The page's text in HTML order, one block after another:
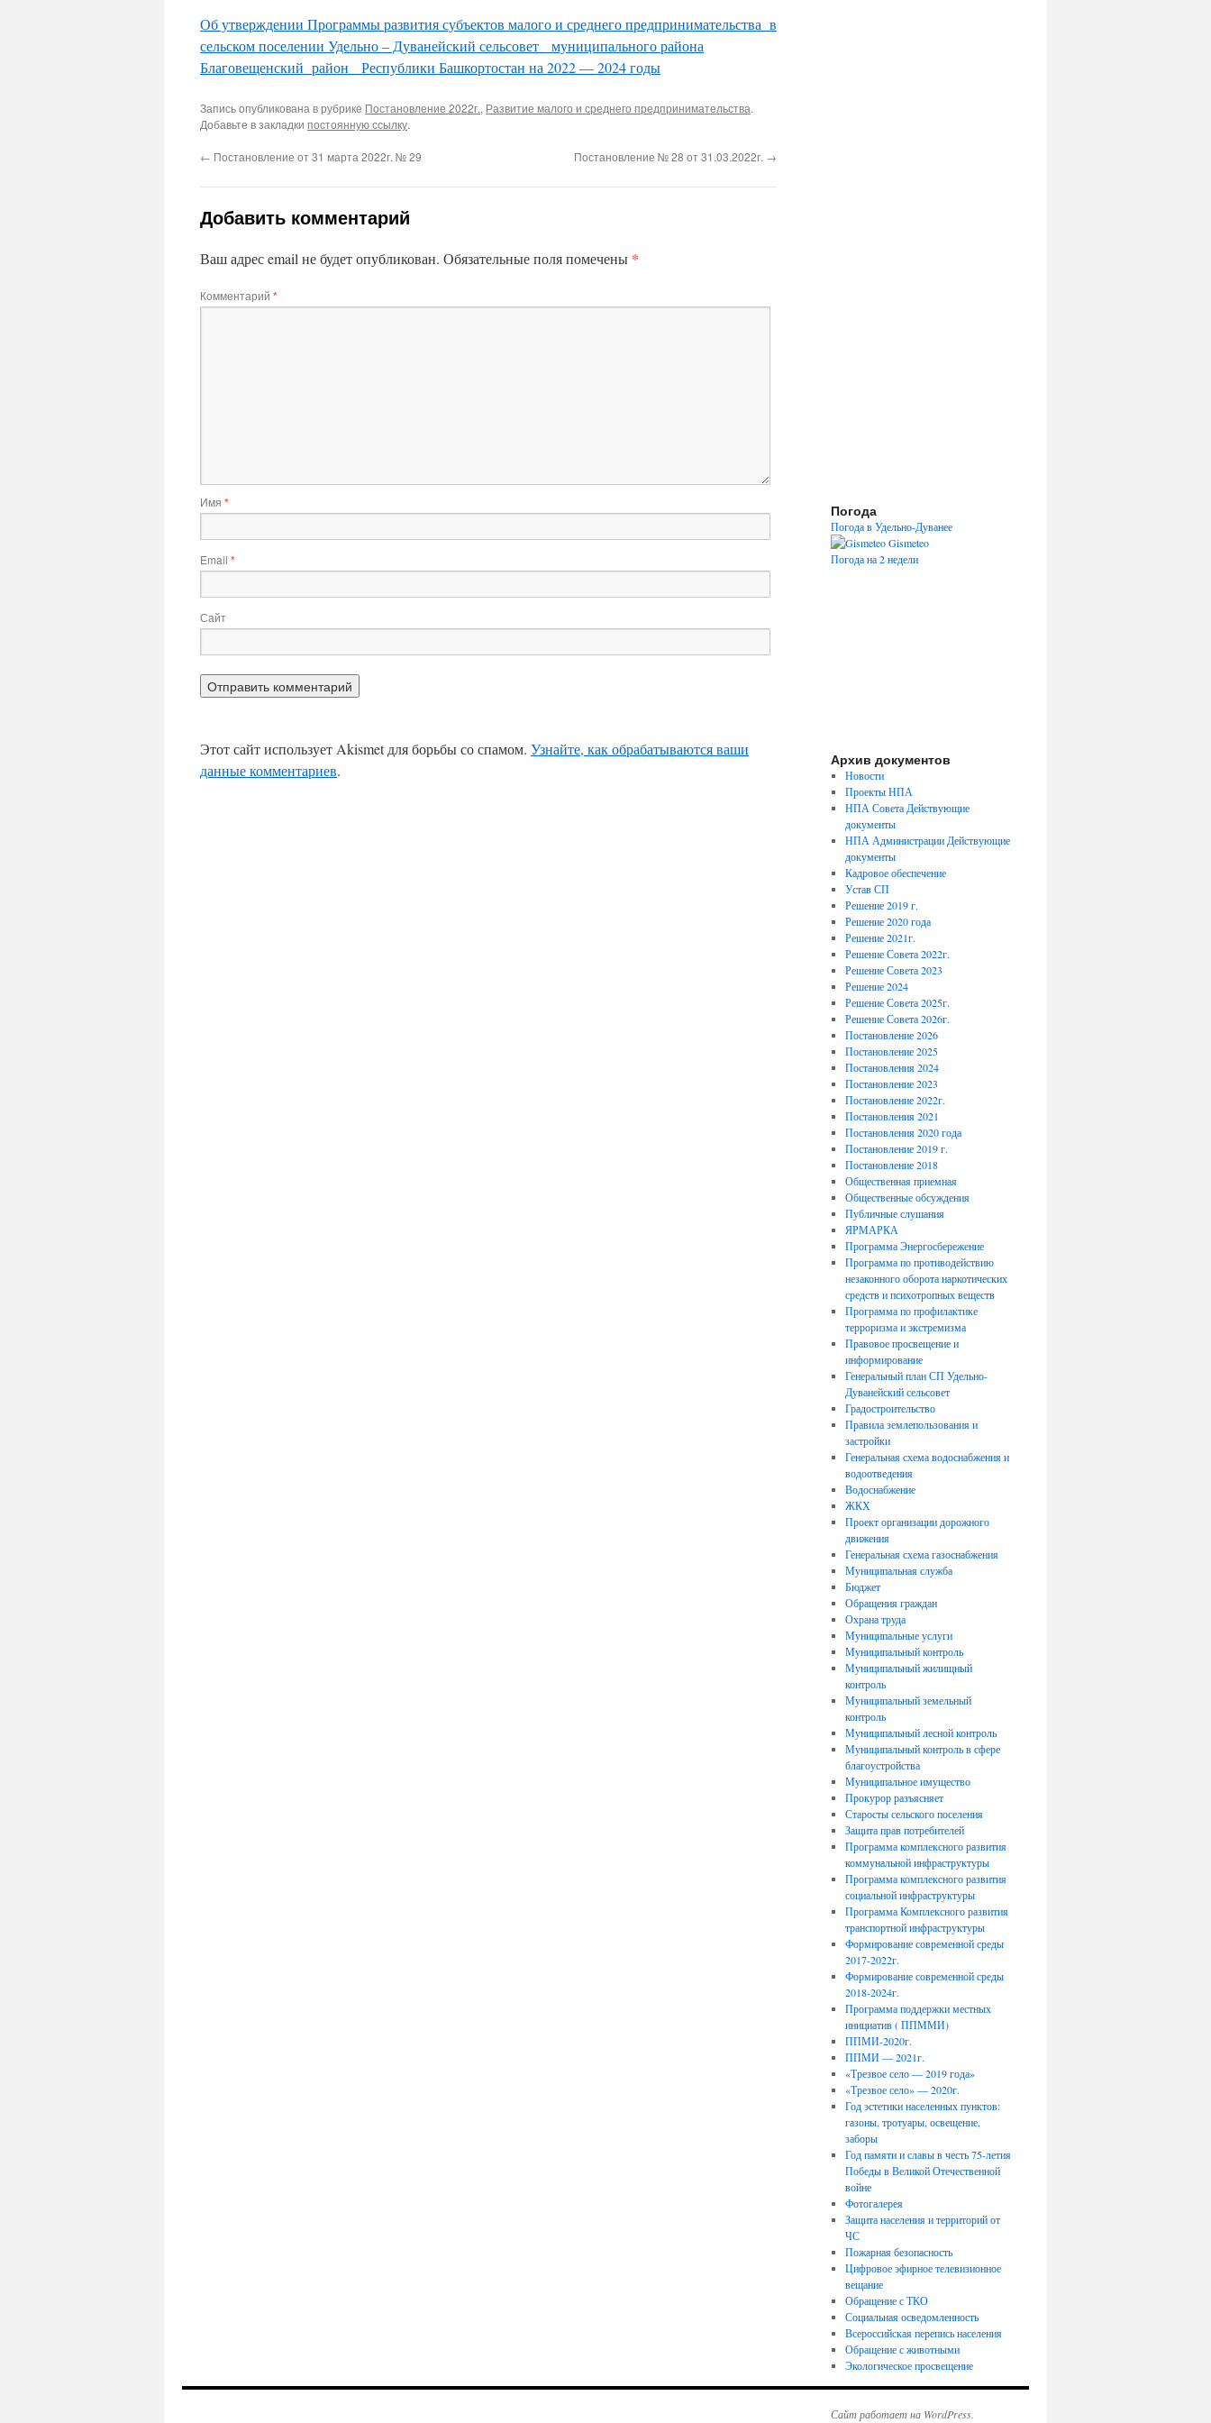
Об утверждении Программы развития субъектов малого и среднего предпринимательства в
сельском поселении Удельно – Дуванейский сельсовет муниципального района
Благовещенский район Республики Башкортостан на 2022 — 2024 годы
Запись опубликована в рубрике Постановление 2022г., Развитие малого и среднего предпринимательства.
Добавьте в закладки постоянную ссылку.
← Постановление от 31 марта 2022г. № 29 Постановление № 28 от 31.03.2022г. →
Добавить комментарий
Ваш адрес email не будет опубликован. Обязательные поля помечены *
Комментарий *
Имя *
Email *
Сайт
Этот сайт использует Akismet для борьбы со спамом. Узнайте, как обрабатываются ваши
данные комментариев.
Погода
Погода в Удельно-Дуванее
Gismeteo
Погода на 2 недели
Архив документов
Новости
Проекты НПА
НПА Совета Действующие
документы
НПА Администрации Действующие
документы
Кадровое обеспечение
Устав СП
Решение 2019 г.
Решение 2020 года
Решение 2021г.
Решение Совета 2022г.
Решение Совета 2023
Решение 2024
Решение Совета 2025г.
Решение Совета 2026г.
Постановление 2026
Постановление 2025
Постановления 2024
Постановление 2023
Постановление 2022г.
Постановления 2021
Постановления 2020 года
Постановление 2019 г.
Постановление 2018
Общественная приемная
Общественные обсуждения
Публичные слушания
ЯРМАРКА
Программа Энергосбережение
Программа по противодействию
незаконного оборота наркотических
средств и психотропных веществ
Программа по профилактике
терроризма и экстремизма
Правовое просвещение и
информирование
Генеральный план СП Удельно-
Дуванейский сельсовет
Градостроительство
Правила землепользования и
застройки
Генеральная схема водоснабжения и
водоотведения
Водоснабжение
ЖКХ
Проект организации дорожного
движения
Генеральная схема газоснабжения
Муниципальная служба
Бюджет
Обращения граждан
Охрана труда
Муниципальные услуги
Муниципальный контроль
Муниципальный жилищный
контроль
Муниципальный земельный
контроль
Муниципальный лесной контроль
Муниципальный контроль в сфере
благоустройства
Муниципальное имущество
Прокурор разъясняет
Старосты сельского поселения
Защита прав потребителей
Программа комплексного развития
коммунальной инфраструктуры
Программа комплексного развития
социальной инфраструктуры
Программа Комплексного развития
транспортной инфраструктуры
Формирование современной среды
2017-2022г.
Формирование современной среды
2018-2024г.
Программа поддержки местных
инициатив ( ППММИ)
ППМИ-2020г.
ППМИ — 2021г.
«Трезвое село — 2019 года»
«Трезвое село» — 2020г.
Год эстетики населенных пунктов:
газоны, тротуары, освещение,
заборы
Год памяти и славы в честь 75-летия
Победы в Великой Отечественной
войне
Фотогалерея
Защита населения и территорий от
ЧС
Пожарная безопасность
Цифровое эфирное телевизионное
вещание
Обращение с ТКО
Социальная осведомленность
Всероссийская перепись населения
Обращение с животными
Экологическое просвещение
Сайт работает на WordPress.